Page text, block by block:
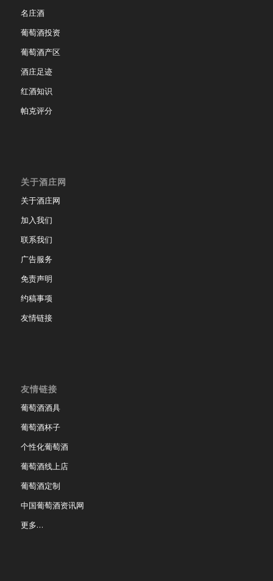
名庄酒
葡萄酒投资
葡萄酒产区
酒庄足迹
红酒知识
帕克评分
关于酒庄网
关于酒庄网
加入我们
联系我们
广告服务
免责声明
约稿事项
友情链接
友情链接
葡萄酒酒具
葡萄酒杯子
个性化葡萄酒
葡萄酒线上店
葡萄酒定制
中国葡萄酒资讯网
更多…